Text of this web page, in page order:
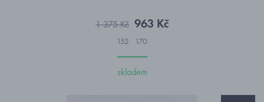
1 375 Kč 963 Kč
152 170
skladem